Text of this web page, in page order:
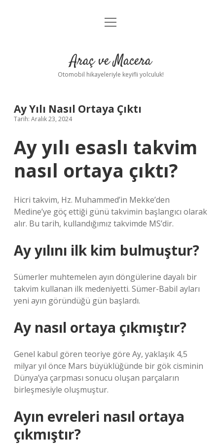
Anasayfa
Yasal Uyarı
menüyü
Araç ve Macera
Otomobil hikayeleriyle keyifli yolculuk!
Ay Yılı Nasıl Ortaya Çıktı
Tarih: Aralık 23, 2024
Ay yılı esaslı takvim
nasıl ortaya çıktı?
Hicri takvim, Hz. Muhammed’in Mekke’den
Medine’ye göç ettiği günü takvimin başlangıcı olarak
alır. Bu tarih, kullandığımız takvimde MS’dir.
Ay yılını ilk kim bulmuştur?
Sümerler muhtemelen ayın döngülerine dayalı bir
takvim kullanan ilk medeniyetti. Sümer-Babil ayları
yeni ayın göründüğü gün başlardı.
Ay nasıl ortaya çıkmıştır?
Genel kabul gören teoriye göre Ay, yaklaşık 4,5
milyar yıl önce Mars büyüklüğünde bir gök cisminin
Dünya’ya çarpması sonucu oluşan parçaların
birleşmesiyle oluşmuştur.
Ayın evreleri nasıl ortaya
çıkmıştır?